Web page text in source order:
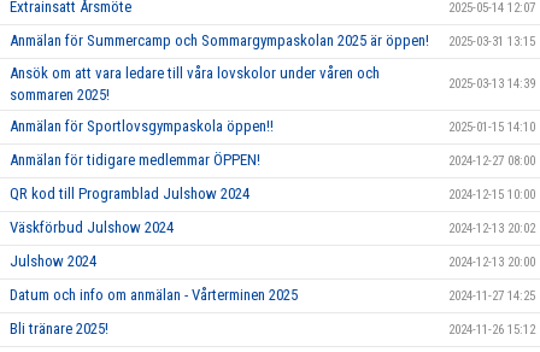
Extrainsatt Årsmöte 2025-05-14 12:07
Anmälan för Summercamp och Sommargympaskolan 2025 är öppen! 2025-03-31 13:15
Ansök om att vara ledare till våra lovskolor under våren och
sommaren 2025!
2025-03-13 14:39
Anmälan för Sportlovsgympaskola öppen!! 2025-01-15 14:10
Anmälan för tidigare medlemmar ÖPPEN! 2024-12-27 08:00
QR kod till Programblad Julshow 2024 2024-12-15 10:00
Väskförbud Julshow 2024 2024-12-13 20:02
Julshow 2024 2024-12-13 20:00
Datum och info om anmälan - Vårterminen 2025 2024-11-27 14:25
Bli tränare 2025! 2024-11-26 15:12